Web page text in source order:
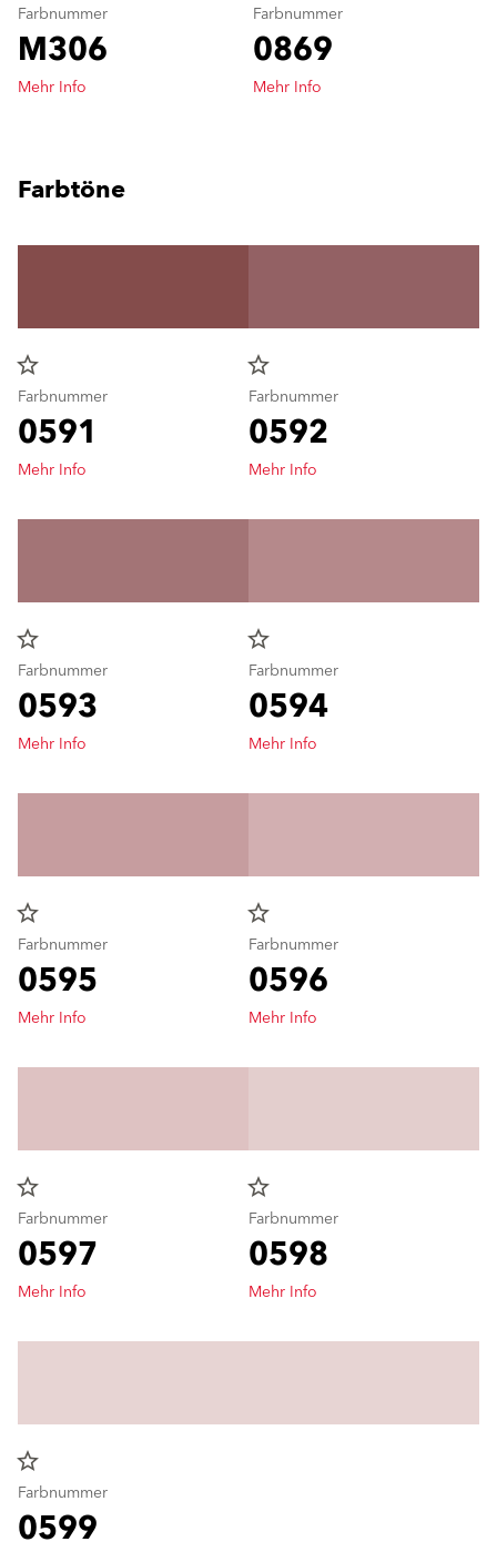
Farbnummer
M306
Mehr Info
Farbnummer
0869
Mehr Info
Farbtöne
star_border
Farbnummer
0591
Mehr Info
star_border
Farbnummer
0592
Mehr Info
star_border
Farbnummer
0593
Mehr Info
star_border
Farbnummer
0594
Mehr Info
star_border
Farbnummer
0595
Mehr Info
star_border
Farbnummer
0596
Mehr Info
star_border
Farbnummer
0597
Mehr Info
star_border
Farbnummer
0598
Mehr Info
star_border
Farbnummer
0599